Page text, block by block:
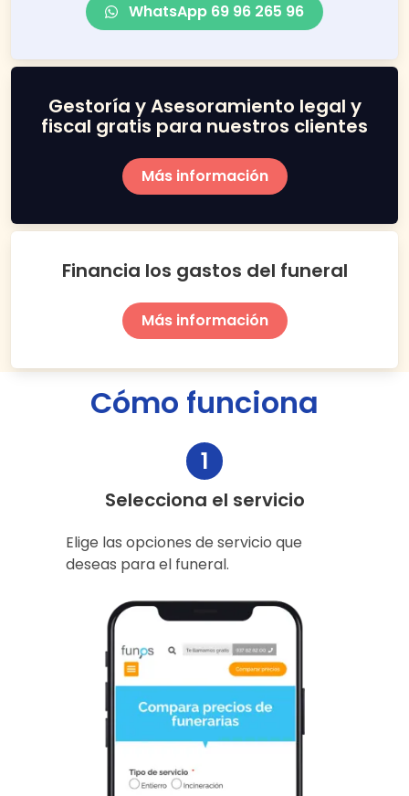
WhatsApp 69 96 265 96
Gestoría y Asesoramiento legal y
fiscal gratis para nuestros clientes
Más información
Financia los gastos del funeral
Más información
Cómo funciona
1
Selecciona el servicio
Elige las opciones de servicio que
deseas para el funeral.